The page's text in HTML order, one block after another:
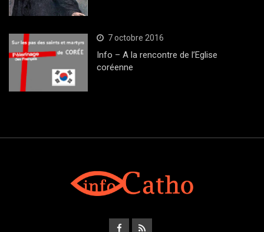
7 octobre 2016
Info – A la rencontre de l’Eglise
coréenne